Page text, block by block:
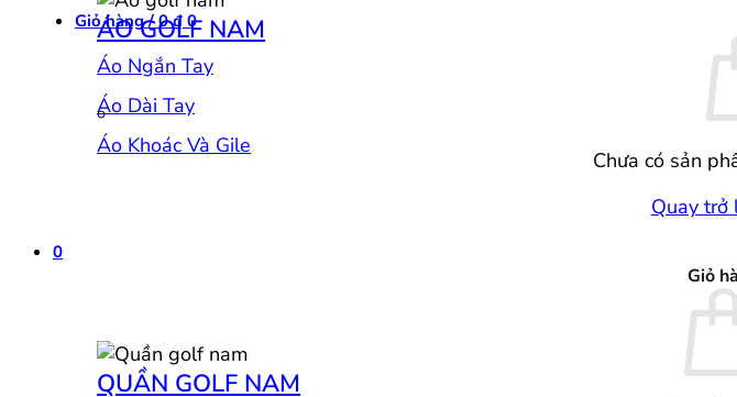
Giỏ hàng /0₫ 0
Chưa có sản
Quay trở
0
Giỏ
ÁO GOLF NAM
Áo Ngắn Tay
Áo Dài Tay
Áo Khoác Và Gile
QUẦN GOLF NAM